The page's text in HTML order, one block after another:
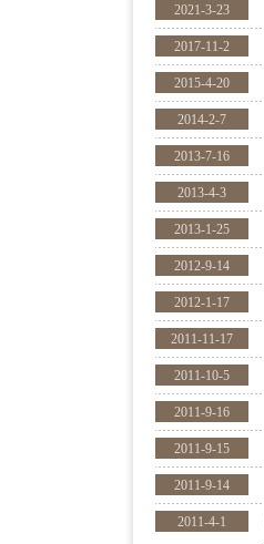
2021-3-23
2017-11-2
2015-4-20
2014-2-7
2013-7-16
2013-4-3
2013-1-25
2012-9-14
2012-1-17
2011-11-17
2011-10-5
2011-9-16
2011-9-15
2011-9-14
2011-4-1